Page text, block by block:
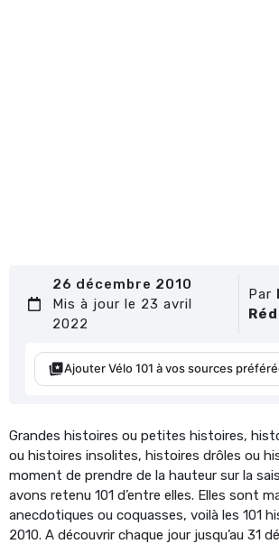
26 décembre 2010
Mis à jour le 23 avril
2022
Par
Ajouter Vélo 101 à vos sources
Grandes histoires ou petites histoires,
ou histoires insolites, histoires drôles ou
moment de prendre de la hauteur sur la
avons retenu 101 d’entre elles. Elles sont
anecdotiques ou coquasses, voilà les 101
2010. A découvrir chaque jour jusqu’au 31